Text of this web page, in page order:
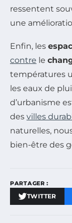
ressentent
une
Enfin, les
contre le
températures
les eaux de
d’urbanisme
des villes
naturelles,
bien-être des
PARTAGER :
TWITTER